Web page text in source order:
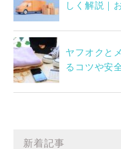
しく解説｜
ヤフオクと
るコツや安
新着記事